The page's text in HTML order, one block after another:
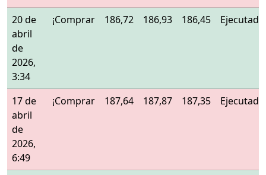
20 de
abril
de
2026,
3:34
¡Comprar 186,72 186,93 186,45 Ejecutado
17 de
abril
de
2026,
6:49
¡Comprar 187,64 187,87 187,35 Ejecutado